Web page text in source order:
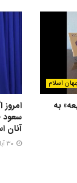
اسلام
به
سعود
آنان